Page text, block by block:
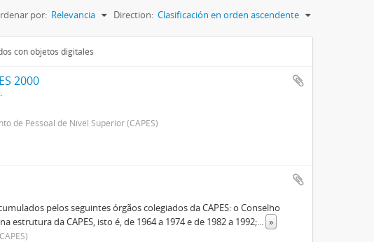
por: Relevancia Direction: Clasificación en orden ascendente
con objetos digitales
2000
de Pessoal de Nível Superior (CAPES)
pelos seguintes órgãos colegiados da CAPES: o Conselho
da CAPES, isto é, de 1964 a 1974 e de 1982 a 1992;... »